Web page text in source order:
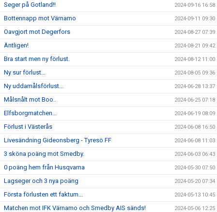
Seger på Gotland!! 2024-09-16 16:58
Bottennapp mot Värnamo 2024-09-11 09:30
Oavgjort mot Degerfors 2024-08-27 07:39
Äntligen! 2024-08-21 09:42
Bra start men ny förlust. 2024-08-12 11:00
Ny sur förlust... 2024-08-05 09:36
Ny uddamålsförlust... 2024-06-28 13:37
Målsnålt mot Boo.. 2024-06-25 07:18
Elfsborgmatchen... 2024-06-19 08:09
Förlust i Västerås 2024-06-08 16:50
Livesändning Gideonsberg - Tyresö FF 2024-06-08 11:03
3 sköna poäng mot Smedby. 2024-06-03 06:43
0 poäng hem från Husqvarna 2024-05-30 07:50
Lagseger och 3 nya poäng 2024-05-20 07:34
Första förlusten ett faktum... 2024-05-13 10:45
Matchen mot IFK Värnamo och Smedby AIS sänds! 2024-05-06 12:25